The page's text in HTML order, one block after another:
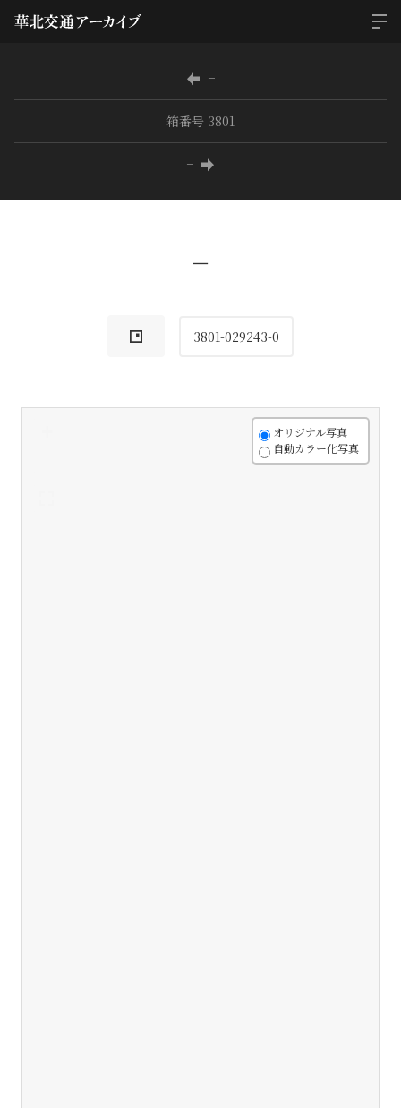
−
箱番号 3801
−
−
3801-029243-0
オリジナル写真
自動カラー化写真